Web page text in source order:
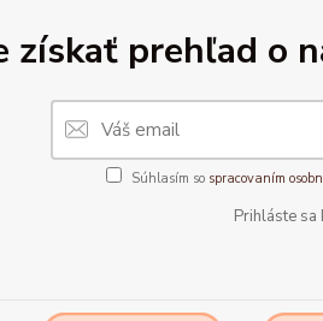
získať prehľad o
Súhlasím so spracovaním
Prihláste